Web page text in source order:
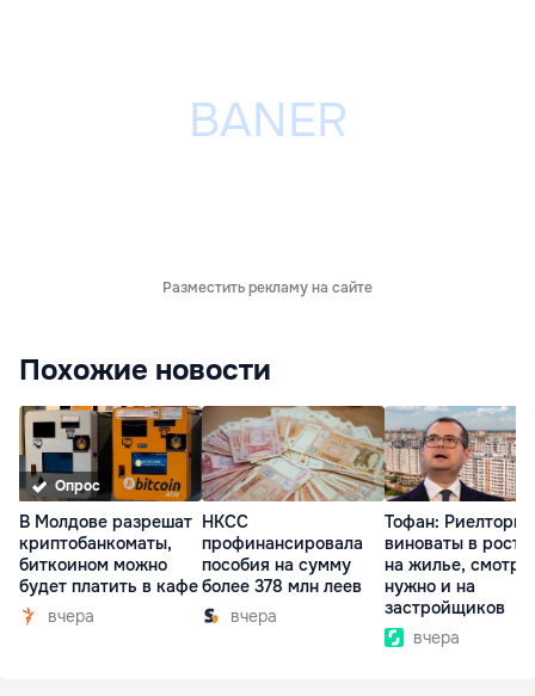
Разместить рекламу на сайте
Похожие новости
Опрос
В Молдове разрешат
криптобанкоматы,
биткоином можно
будет платить в кафе
вчера
НКСС
профинансировала
пособия на сумму
более 378 млн леев
вчера
Тофан: Риелторы
виноваты в росте
на жилье,
нужно и на
застройщиков
вчера